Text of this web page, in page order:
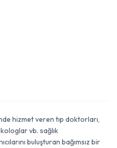
hizmet veren tıp doktorları,
vb. sağlık
buluşturan bağımsız bir